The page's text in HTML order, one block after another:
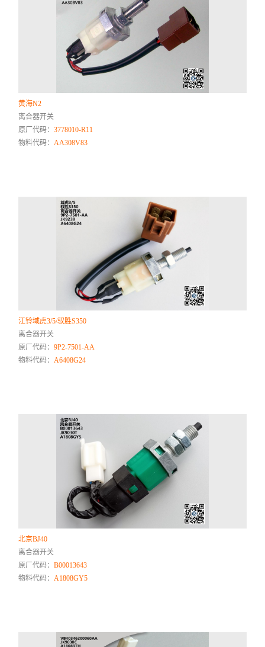
黄海N2
离合器开关
原厂代码：3778010-R11
物料代码： AA308V83
江铃域虎3/5/驭胜S350
离合器开关
原厂代码：9P2-7501-AA
物料代码：A6408G24
北京BJ40
离合器开关
原厂代码：B00013643
物料代码：A1808GY5